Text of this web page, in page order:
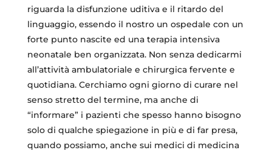
riguarda la disfunzione uditiva e il ritardo del
linguaggio, essendo il nostro un ospedale con un
forte punto nascite ed una terapia intensiva
neonatale ben organizzata. Non senza dedicarmi
all’attività ambulatoriale e chirurgica fervente e
quotidiana. Cerchiamo ogni giorno di curare nel
senso stretto del termine, ma anche di
“informare” i pazienti che spesso hanno bisogno
solo di qualche spiegazione in più e di far presa,
quando possiamo, anche sui medici di medicina